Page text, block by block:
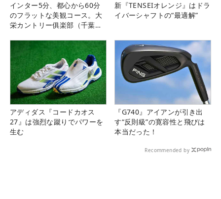
インター5分、都心から60分
のフラットな美観コース。大
栄カントリー俱楽部（千葉
新『TENSEIオレンジ』はドラ
イバーシャフトの“最適解”
アディダス『コードカオス
27』は強烈な蹴りでパワーを
生む
『G740』アイアンが引き出
す“反則級”の寛容性と飛びは
本当だった！
Recommended by